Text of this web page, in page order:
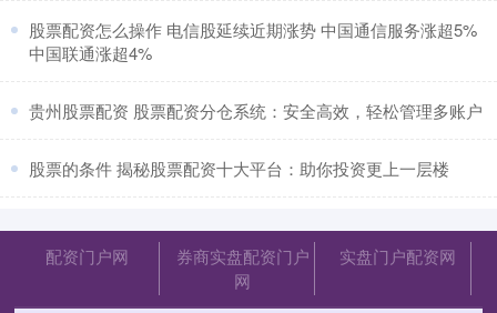
​股票配资怎么操作 电信股延续近期涨势 中国通信服务涨超5%
中国联通涨超4%
​贵州股票配资 股票配资分仓系统：安全高效，轻松管理多账户
​股票的条件 揭秘股票配资十大平台：助你投资更上一层楼
配资门户网
券商实盘配资门户
网
实盘门户配资网